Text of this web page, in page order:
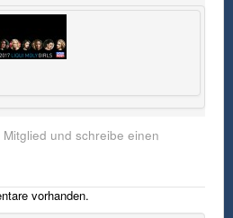
und schreibe einen
vorhanden.